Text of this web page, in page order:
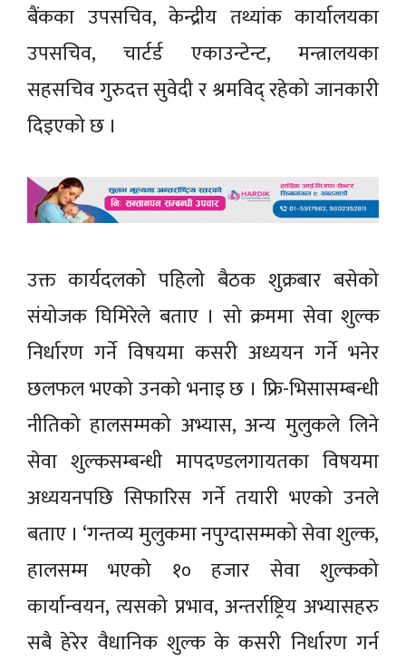
बैंकका उपसचिव, केन्द्रीय तथ्यांक कार्यालयका
उपसचिव, चार्टर्ड एकाउन्टेन्ट, मन्त्रालयका
सहसचिव गुरुदत्त सुवेदी र श्रमविद् रहेको जानकारी
दिइएको छ ।
उक्त कार्यदलको पहिलो बैठक शुक्रबार बसेको
संयोजक घिमिरेले बताए । सो क्रममा सेवा शुल्क
निर्धारण गर्ने विषयमा कसरी अध्ययन गर्ने भनेर
छलफल भएको उनको भनाइ छ । फ्रि-भिसासम्बन्धी
नीतिको हालसम्मको अभ्यास, अन्य मुलुकले लिने
सेवा शुल्कसम्बन्धी मापदण्डलगायतका विषयमा
अध्ययनपछि सिफारिस गर्ने तयारी भएको उनले
बताए । ‘गन्तव्य मुलुकमा नपुग्दासम्मको सेवा शुल्क,
हालसम्म भएको १० हजार सेवा शुल्कको
कार्यान्वयन, त्यसको प्रभाव, अन्तर्राष्ट्रिय अभ्यासहरु
सबै हेरेर वैधानिक शुल्क के कसरी निर्धारण गर्न